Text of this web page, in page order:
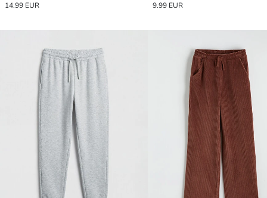
14.99 EUR
9.99 EUR